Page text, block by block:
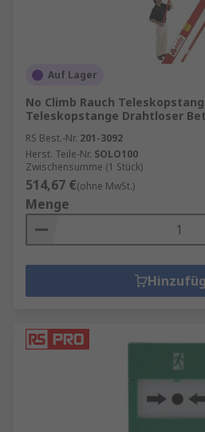
Brandschutzbeauftragter
Umsetzung und
Brandschutzordnung:
Brandschutzordnung legt
Brandfall vorzugehen ist
Maßnahmen regelmäßig
müssen.
Technische
Dazu gehören
Brandschutztüren.
Auf Lager
No Climb Rauch
Teleskopstange Drahtloser
RS Best.-Nr. 201-3092
Herst. Teile-Nr. SOLO100
Zwischensumme (1 Stück)
514,67 €(ohne MwSt.)
Menge